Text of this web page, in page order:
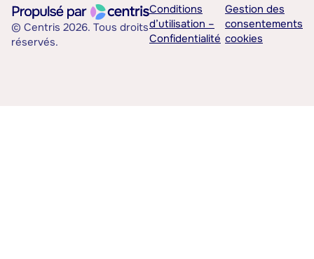
© Centris 2026. Tous droits
réservés.
Conditions
d’utilisation –
Confidentialité
Gestion des
consentements
cookies